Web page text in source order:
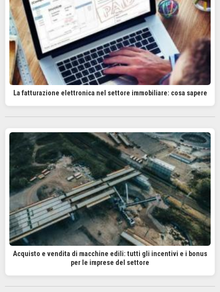
La fatturazione elettronica nel settore immobiliare: cosa sapere
Acquisto e vendita di macchine edili: tutti gli incentivi e i bonus
per le imprese del settore